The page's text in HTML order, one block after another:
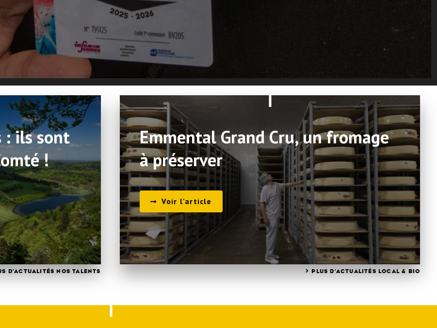
: ils sont
!
D'ACTUALITÉS NOS TALENTS
Emmental Grand Cru, un fromage
à préserver
Voir l'article
PLUS D'ACTUALITÉS LOCAL & BIO